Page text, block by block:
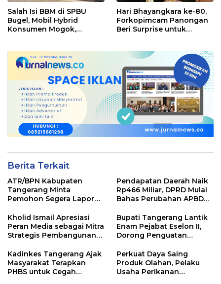
Salah Isi BBM di SPBU
Bugel, Mobil Hybrid
Konsumen Mogok,
Hari Bhayangkara ke-80,
Forkopimcam Panongan
Beri Surprise untuk
Berita Terkait
ATR/BPN Kabupaten
Tangerang Minta
Pemohon Segera Lapor
Mandek
Pendapatan Daerah Naik
Rp466 Miliar, DPRD Mulai
Bahas Perubahan APBD
Kholid Ismail Apresiasi
Peran Media sebagai Mitra
Strategis Pembangunan
Tangerang
Bupati Tangerang Lantik
Enam Pejabat Eselon II,
Dorong Penguatan
Publik
Kadinkes Tangerang Ajak
Masyarakat Terapkan
PHBS untuk Cegah
Perkuat Daya Saing
Produk Olahan, Pelaku
Usaha Perikanan